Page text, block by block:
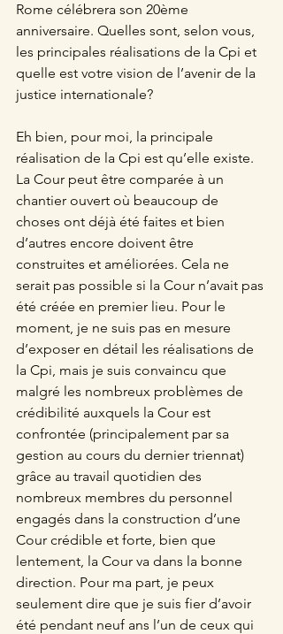
Rome célébrera son 20ème
anniversaire. Quelles sont, selon vous,
les principales réalisations de la Cpi et
quelle est votre vision de l’avenir de la
justice internationale?
Eh bien, pour moi, la principale
réalisation de la Cpi est qu’elle existe.
La Cour peut être comparée à un
chantier ouvert où beaucoup de
choses ont déjà été faites et bien
d’autres encore doivent être
construites et améliorées. Cela ne
serait pas possible si la Cour n’avait pas
été créée en premier lieu. Pour le
moment, je ne suis pas en mesure
d’exposer en détail les réalisations de
la Cpi, mais je suis convaincu que
malgré les nombreux problèmes de
crédibilité auxquels la Cour est
confrontée (principalement par sa
gestion au cours du dernier triennat)
grâce au travail quotidien des
nombreux membres du personnel
engagés dans la construction d’une
Cour crédible et forte, bien que
lentement, la Cour va dans la bonne
direction. Pour ma part, je peux
seulement dire que je suis fier d’avoir
été pendant neuf ans l’un de ceux qui